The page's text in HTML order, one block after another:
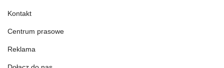
Kontakt
Centrum prasowe
Reklama